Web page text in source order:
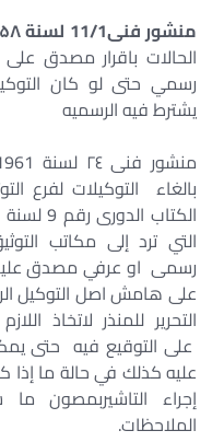
منشور فنی11/1 لسنة ۱۹۵۸ :
الحالات باقرار مصدق
رسمي حتى لو كان
يشترط فيه الرسميه
بالغاء التوكيلات لفرع
التي ترد إلى مكاتب
رسمی او عرفي مصدق
على هامش اصل التوكيل
التحرير للمنذر لاتخاذ
على التوقيع فيه حتى
عليه كذلك في حالة ما إذا
إجراء التاشيربمصون
الملاحظات.